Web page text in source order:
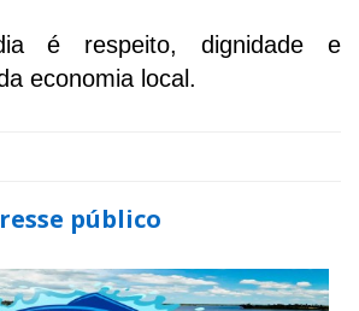
é respeito, dignidade e
economia local.
público